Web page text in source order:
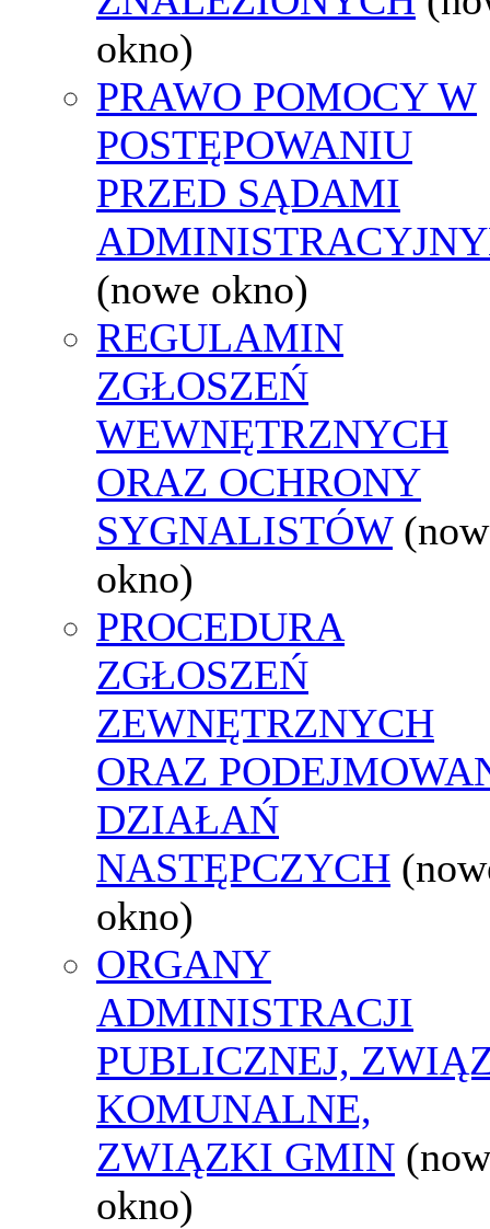
okno)
PRAWO POMOCY W
POSTĘPOWANIU
PRZED SĄDAMI
(nowe okno)
REGULAMIN
ZGŁOSZEŃ
WEWNĘTRZNYCH
ORAZ OCHRONY
SYGNALISTÓW
okno)
PROCEDURA
ZGŁOSZEŃ
ZEWNĘTRZNYCH
ORAZ
DZIAŁAŃ
NASTĘPCZYCH
okno)
ORGANY
ADMINISTRACJI
PUBLICZNEJ,
KOMUNALNE,
ZWIĄZKI GMIN
okno)